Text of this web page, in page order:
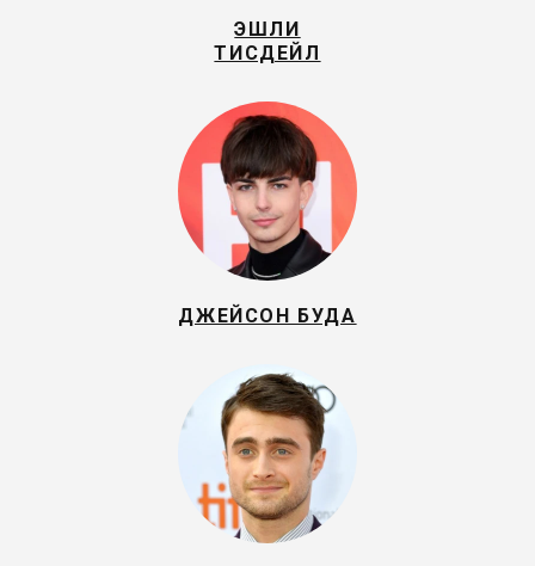
ЭШЛИ
ТИСДЕЙЛ
ДЖЕЙСОН БУДА